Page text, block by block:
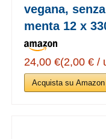
vegana,
menta 12 x
24,00 €(2,00 € /
Acquista su Amazon